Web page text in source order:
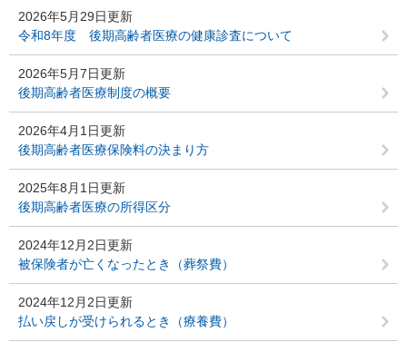
2026年5月29日更新
令和8年度 後期高齢者医療の健康診査について
2026年5月7日更新
後期高齢者医療制度の概要
2026年4月1日更新
後期高齢者医療保険料の決まり方
2025年8月1日更新
後期高齢者医療の所得区分
2024年12月2日更新
被保険者が亡くなったとき（葬祭費）
2024年12月2日更新
払い戻しが受けられるとき（療養費）